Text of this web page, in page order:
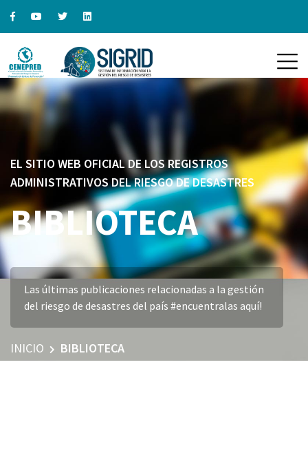
EL SITIO WEB OFICIAL DE LOS REGISTROS
ADMINISTRATIVOS DEL RIESGO DE DESASTRES
BIBLIOTECA
Las últimas publicaciones relacionadas a la gestión
del riesgo de desastres del país #encuentralas aquí!
INICIO BIBLIOTECA